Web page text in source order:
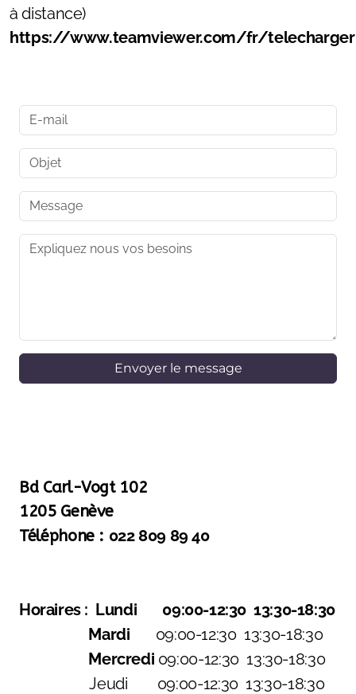
à distance)
https://www.teamviewer.com/fr/telecharger
Envoyer le message
Bd Carl-Vogt 102
1205 Genève
Téléphone : 022 809 89 40
Horaires : Lundi 09:00-12:30 13:30-18:30
Mardi 09:00-12:30 13:30-18:30
Mercredi 09:00-12:30 13:30-18:30
Jeudi 09:00-12:30 13:30-18:30